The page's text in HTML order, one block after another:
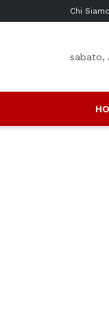
Chi Siamo
sabato,